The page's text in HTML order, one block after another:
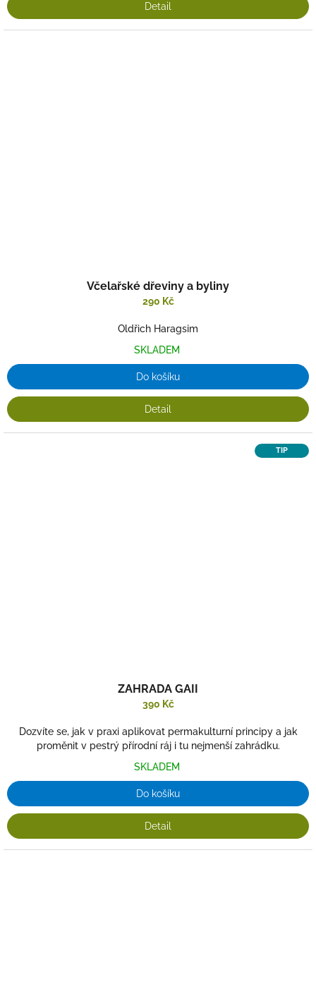
Detail
Včelařské dřeviny a byliny
290 Kč
Oldřich Haragsim
SKLADEM
Do košíku
Detail
TIP
ZAHRADA GAII
390 Kč
Dozvíte se, jak v praxi aplikovat permakulturní principy a jak
proměnit v pestrý přírodní ráj i tu nejmenší zahrádku.
SKLADEM
Do košíku
Detail